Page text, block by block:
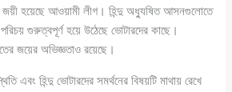
জয়ী হয়েছে আওয়ামী লীগ। হিন্দু অধ্যুষিত আসনগুলোতে
পরিচয় গুরুত্বপূর্ণ হয়ে উঠেছে ভোটারদের কাছে।
জয়ের অভিজ্ঞতাও রয়েছে।
এবং হিন্দু ভোটারদের সমর্থনের বিষয়টি মাথায় রেখে